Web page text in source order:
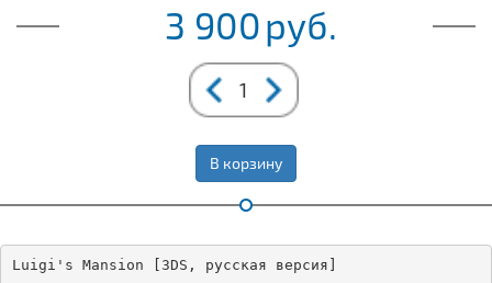
3 900руб.
В корзину
Luigi's Mansion [3DS, русская версия]